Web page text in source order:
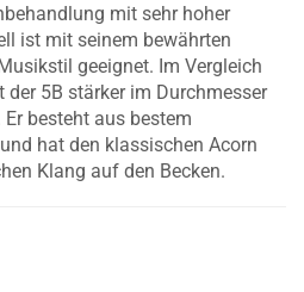
mit sehr hoher
ist mit seinem bewährten
geeignet. Im Vergleich
5B stärker im Durchmesser
besteht aus bestem
hat den klassischen Acorn
Klang auf den Becken.